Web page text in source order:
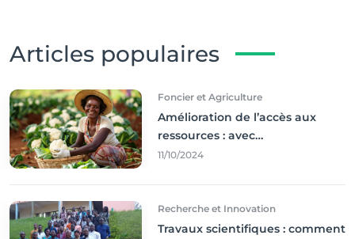
Articles populaires
Foncier et Agriculture
Amélioration de l’accès aux
ressources : avec
l'incontournable ’agriculture
11/10/2024
Recherche et Innovation
Travaux scientifiques : comment